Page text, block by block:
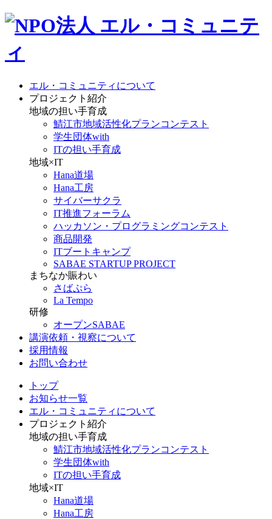
エル・コミュニティについて
プロジェクト紹介
地域の担い手育成
鯖江市地域活性化プランコンテスト
学生団体with
ITの担い手育成
地域×IT
Hana道場
Hana工房
サイバーサクラ
IT推進フォーラム
ハッカソン・プログラミングコンテスト
商品開発
ITブートキャンプ
SABAE STARTUP PROJECT
まちなか賑わい
さばぷら
La Tempo
研修
オープンSABAE
講演依頼・視察について
採用情報
お問い合わせ
トップ
お知らせ一覧
エル・コミュニティについて
プロジェクト紹介
地域の担い手育成
鯖江市地域活性化プランコンテスト
学生団体with
ITの担い手育成
地域×IT
Hana道場
Hana工房